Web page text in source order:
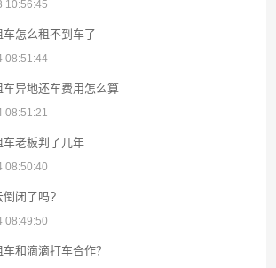
10:56:45
车怎么租不到车了
08:51:44
车异地还车费用怎么算
08:51:21
车老板判了几年
08:50:40
倒闭了吗?
08:49:50
和滴滴打车合作？